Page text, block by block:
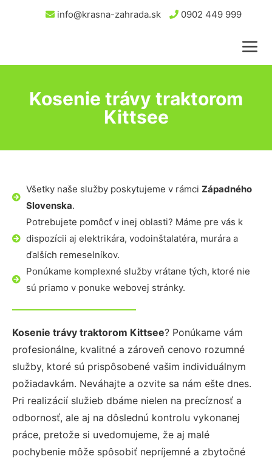
info@krasna-zahrada.sk 0902 449 999
Kosenie trávy traktorom
Kittsee
Všetky naše služby poskytujeme v rámci Západného
Slovenska.
Potrebujete pomôcť v inej oblasti? Máme pre vás k
dispozícii aj elektrikára, vodoinštalatéra, murára a
ďalších remeselníkov.
Ponúkame komplexné služby vrátane tých, ktoré nie
sú priamo v ponuke webovej stránky.
Kosenie trávy traktorom Kittsee? Ponúkame vám
profesionálne, kvalitné a zároveň cenovo rozumné
služby, ktoré sú prispôsobené vašim individuálnym
požiadavkám. Neváhajte a ozvite sa nám ešte dnes.
Pri realizácií služieb dbáme nielen na precíznosť a
odbornosť, ale aj na dôslednú kontrolu vykonanej
práce, pretože si uvedomujeme, že aj malé
pochybenie môže spôsobiť nepríjemné a zbytočné